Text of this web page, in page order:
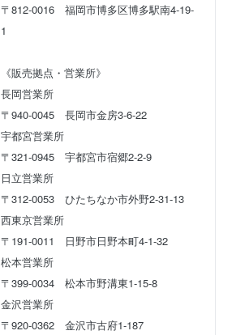
〒812-0016　福岡市博多区博多駅南4-19-
1
《販売拠点・営業所》
長岡営業所
〒940-0045　長岡市金房3-6-22
宇都宮営業所
〒321-0945　宇都宮市宿郷2-2-9
日立営業所
〒312-0053　ひたちなか市外野2-31-13
西東京営業所
〒191-0011　日野市日野本町4-1-32
松本営業所
〒399-0034　松本市野溝東1-15-8
金沢営業所
〒920-0362　金沢市古府1-187